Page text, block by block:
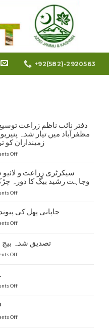
+92(582)-2920563
دفتر نائب ناظم زراعت
مظفرآباد میں تیار شدہ
زمینداران کو
Offon
ناظم
زراعت
توسیع
مظفرآباد
پنیریوں
سیکرٹری زراعت و
وجاہت رشید بیگ کا دورہ
Offon
زراعت
و
لائیو
وجاہت
جاپانی پھل کی
Offon
کی
پیوندکاری
تصدیق شدہ بیج
Offon
مکئیOffon
Offon